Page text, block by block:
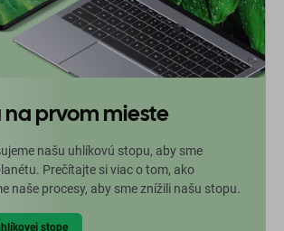
na prvom mieste
našu uhlíkovú stopu, aby sme
Prečítajte si viac o tom, ako
naše procesy, aby sme znížili našu stopu.
stope